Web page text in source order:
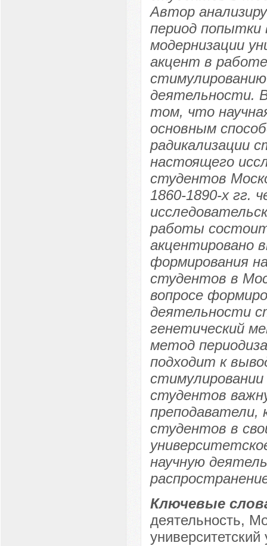
Автор
период попытки
модернизации
акцент в
деятельности.
том, что
основным
радикализации
настоящего
студентов
1860-1890-х гг.
работы
акцентировано
формирования
студентов в
вопросе
деятельности
генетический
метод
подходит к
студентов
преподаватели,
студентов в
научную
Ключевые
деятельность,